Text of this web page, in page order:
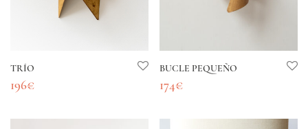
TRÍO
196€
BUCLE PEQUEÑO
174€